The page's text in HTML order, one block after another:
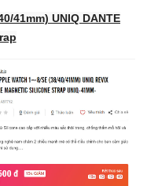
41mm) UNIQ DANTE